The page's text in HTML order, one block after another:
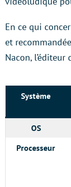
En ce qui
et
Nacon,
Système
OS
Processeur